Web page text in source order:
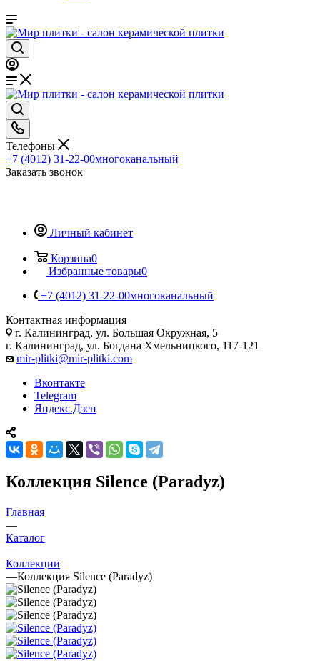
Телефоны
+7 (4012) 31-22-00многоканальный
Заказать звонок
Личный кабинет
Корзина0
Избранные товары0
+7 (4012) 31-22-00многоканальный
Контактная информация
г. Калининград, ул. Большая Окружная, 5
г. Калининград, ул. Богдана Хмельницкого, 117-121
mir-plitki@mir-plitki.com
Вконтакте
Telegram
Яндекс.Дзен
Коллекция Silence (Paradyz)
Главная
—
Каталог
—
Коллекции
—Коллекция Silence (Paradyz)